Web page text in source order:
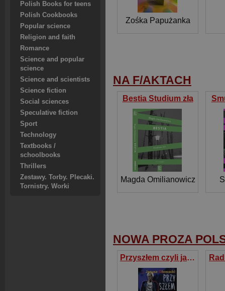
Polish Books for teens
Polish Cookbooks
Popular science
Religion and faith
Romance
Science and popular
science
Science and scientists
Science fiction
Social sciences
Speculative fiction
Sport
Technology
Textbooks /
schoolbooks
Thrillers
Zestawy. Torby. Plecaki.
Tornistry. Worki
Zośka Papużanka
NA F/AKTACH
Bestia Studium zła
Magda Omilianowicz
NOWA PROZA
Przyszłem czyli jak pisałem scenariusz o Lechu Wałęsie dla Andrzeja Wajdy